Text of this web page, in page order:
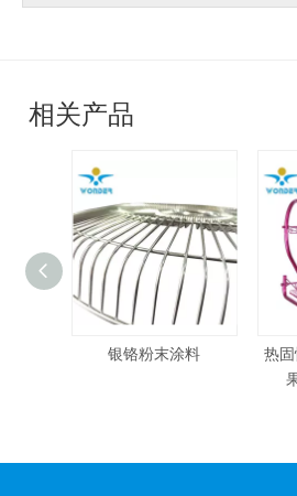
相关产品
热固性汽车高Gloosy糖